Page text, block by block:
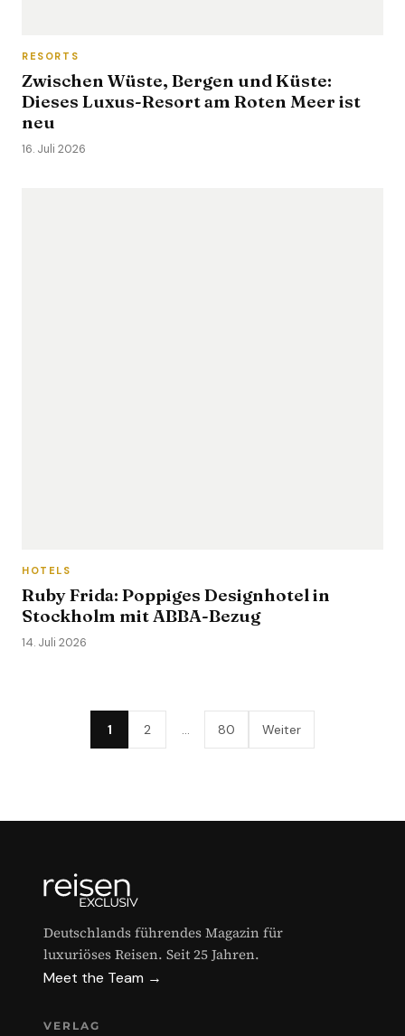
RESORTS
Zwischen Wüste, Bergen und Küste:
Dieses Luxus-Resort am Roten Meer ist
neu
16. Juli 2026
HOTELS
Ruby Frida: Poppiges Designhotel in
Stockholm mit ABBA-Bezug
14. Juli 2026
1 2 80 Weiter
Deutschlands führendes Magazin für
luxuriöses Reisen. Seit 25 Jahren.
Meet the Team →
VERLAG